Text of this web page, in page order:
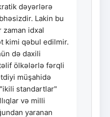
dəyərlərə
Lakin bu
idxal
kimi qəbul edilmir.
də daxili
ölkələrlə fərqli
müşahidə
standartlar"
və milli
yaranan